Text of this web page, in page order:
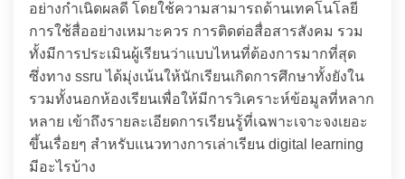
อย่างกำเนิดผลดี โดยใช้ความสามารถด้านเทคโนโลยี
การใช้สื่ออย่างเหมาะควร การติดต่อสื่อสารสังคม รวม
ทั้งมีการประเมินผู้เรียนว่าแบบไหนที่ต้องการมากที่สุด
ซึ่งทาง ssru ได้มุ่งเน้นให้นักเรียนเกิดการศึกษาทั้งยังใน
รวมทั้งนอกห้องเรียนเพื่อให้มีการวิเคราะห์ข้อมูลที่หลาก
หลาย เข้าถึงรายละเอียดการเรียนรู้ที่เฉพาะเจาะจงเยอะ
ขึ้นเรื่อยๆ สำหรับแนวทางการเล่าเรียน digital learning
มีอะไรบ้าง